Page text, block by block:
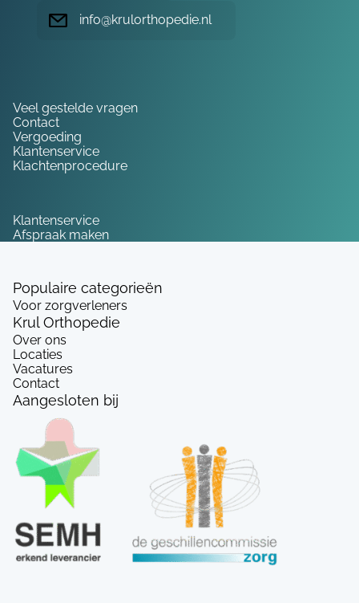
info@krulorthopedie.nl
Veel gestelde vragen
Contact
Vergoeding
Klantenservice
Klachtenprocedure
Klantenservice
Afspraak maken
Populaire categorieën
Voor zorgverleners
Krul Orthopedie
Over ons
Locaties
Vacatures
Contact
Aangesloten bij